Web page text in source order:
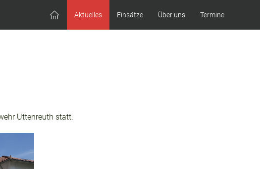
Aktuelles Einsätze Über uns Termine
Uttenreuth statt.